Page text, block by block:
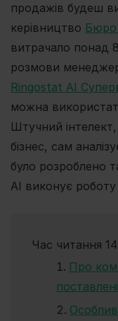
продажів будеш
керівництво Бюро
витрачало понад
розмови
Ringostat AI
можна
Штучний
бізнес, сам
було розроблено
AI виконує
Час читання
Про